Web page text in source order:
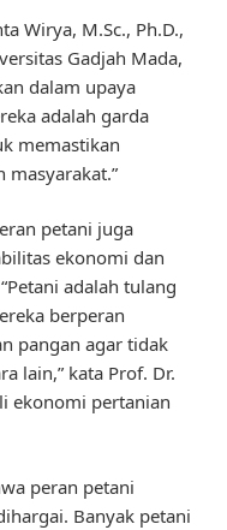
Wirya, M.Sc., Ph.D.,
Gadjah Mada,
dalam upaya
adalah garda
memastikan
masyarakat.”
petani juga
ekonomi dan
adalah tulang
berperan
pangan agar tidak
lain,” kata Prof. Dr.
ekonomi pertanian
peran petani
Banyak petani